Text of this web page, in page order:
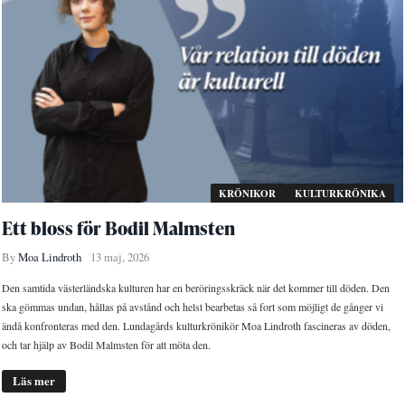
KRÖNIKOR KULTURKRÖNIKA
Ett bloss för Bodil Malmsten
ByMoa Lindroth 13 maj, 2026
Den samtida västerländska kulturen har en beröringsskräck när det kommer till döden. Den
ska gömmas undan, hållas på avstånd och helst bearbetas så fort som möjligt de gånger vi
ändå konfronteras med den. Lundagårds kulturkrönikör Moa Lindroth fascineras av döden,
och tar hjälp av Bodil Malmsten för att möta den.
Läs mer